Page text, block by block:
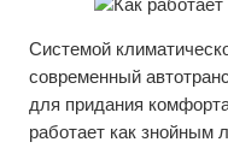
Системой
современный
для придания
работает как знойным